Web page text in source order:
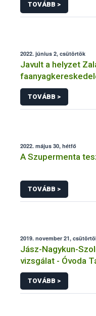
TOVÁBB >
2022. június 2, csütörtök
Javult a helyzet
TOVÁBB >
2022. május 30, hétfő
A Szupermenta
TOVÁBB >
2019. november 21,
Jász-Nagykun-
vizsgálat -
TOVÁBB >